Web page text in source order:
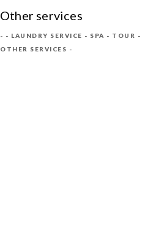
Other services
- LAUNDRY SERVICE - SPA - TOUR -
OTHER SERVICES